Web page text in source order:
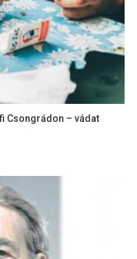
Csongrádon – vádat